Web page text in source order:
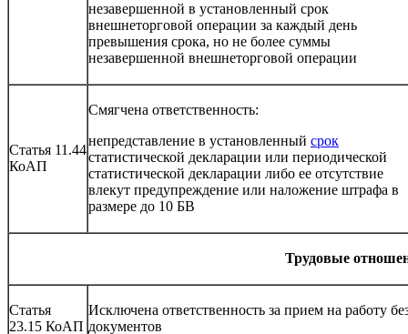
незавершенной в установленный срок
внешнеторговой операции за каждый день
превышения срока, но не более суммы
незавершенной внешнеторговой операции
Статья 11.44
КоАП
Смягчена ответственность:
непредставление в установленный срок
статистической декларации или периодической
статистической декларации либо ее отсутствие
влекут предупреждение или наложение штрафа в
размере до 10 БВ
Трудовые
Статья
23.15 КоАП
Исключена ответственность за прием на работу
документов